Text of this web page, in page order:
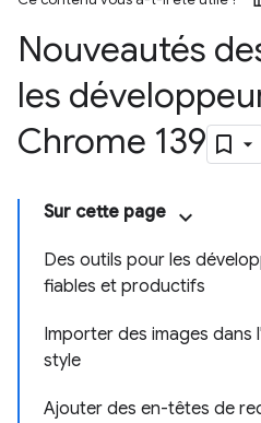
Nouveautés
les
Chrome 139
Sur cette page
Des outils pour les
fiables et productifs
Importer des images dans
style
Ajouter des en-têtes de